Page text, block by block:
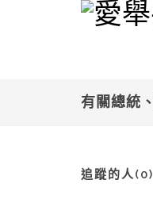
有關總統
追蹤的人(0)